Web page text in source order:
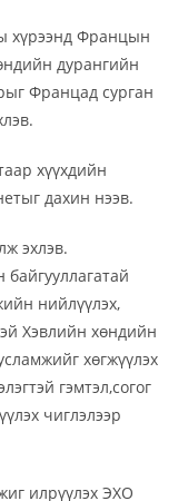
хүрээнд Францын
дурангийн
Францад сурган
хүүхдийн
дахин нээв.
эхлэв.
нийлүүлэх,
Хэвлийн хөндийн
хөгжүүлэх
гэмтэл,согог
чиглэлээр
илрүүлэх ЭХО